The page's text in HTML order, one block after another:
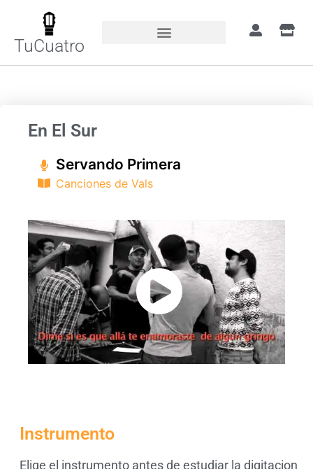
TuCuatro
En El Sur
Servando Primera
Canciones de Vals
Instrumento
Elige el instrumento antes de estudiar la digitacion